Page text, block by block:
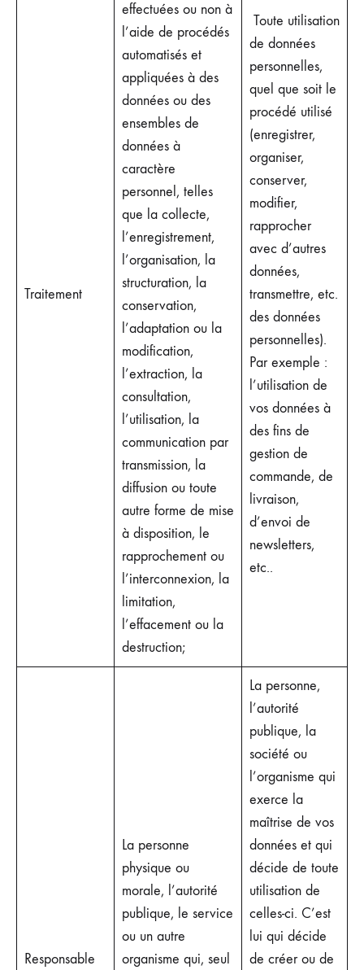
Traitement
effectuées ou non à
l’aide de procédés
automatisés et
appliquées à des
données ou des
ensembles de
données à
caractère
personnel, telles
que la collecte,
l’enregistrement,
l’organisation, la
structuration, la
conservation,
l’adaptation ou la
modification,
l’extraction, la
consultation,
l’utilisation, la
communication par
transmission, la
diffusion ou toute
autre forme de mise
à disposition, le
rapprochement ou
l’interconnexion, la
limitation,
l’effacement ou la
destruction;
Toute utilisation
de données
personnelles,
quel que soit le
procédé utilisé
(enregistrer,
organiser,
conserver,
modifier,
rapprocher
avec d’autres
données,
transmettre, etc.
des données
personnelles).
Par exemple :
l’utilisation de
vos données à
des fins de
gestion de
commande, de
livraison,
d’envoi de
newsletters,
etc..
Responsable
La personne
physique ou
morale, l’autorité
publique, le service
ou un autre
organisme qui, seul
La personne,
l’autorité
publique, la
société ou
l’organisme qui
exerce la
maîtrise de vos
données et qui
décide de toute
utilisation de
celles-ci. C’est
lui qui décide
de créer ou de